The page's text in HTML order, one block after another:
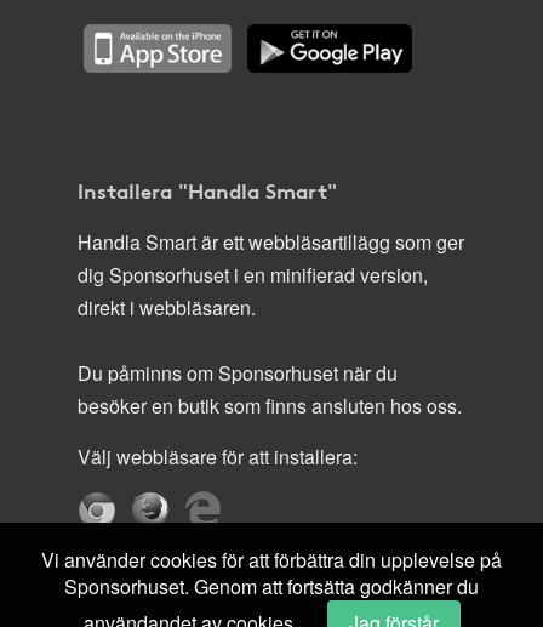
Installera "Handla Smart"
Handla Smart är ett webbläsartillägg som ger
dig Sponsorhuset i en minifierad version,
direkt i webbläsaren.
Du påminns om Sponsorhuset när du
besöker en butik som finns ansluten hos oss.
Välj webbläsare för att installera:
Vi använder cookies för att förbättra din upplevelse på
Sponsorhuset. Genom att fortsätta godkänner du